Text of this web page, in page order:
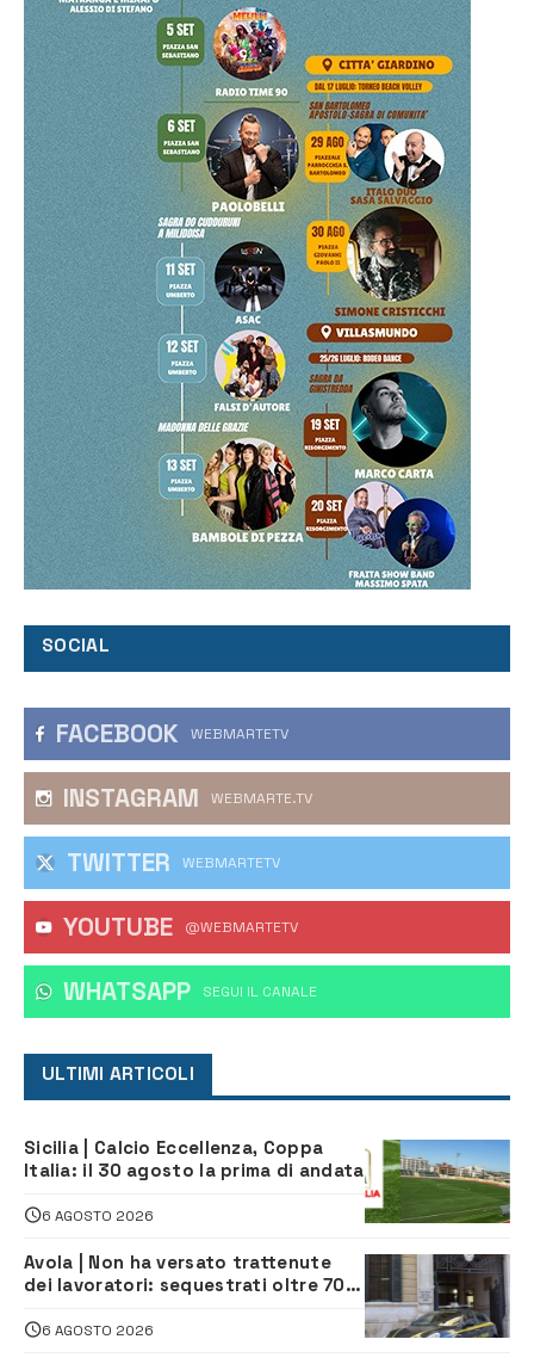
SOCIAL
FACEBOOK WEBMARTETV
INSTAGRAM WEBMARTE.TV
TWITTER WEBMARTETV
YOUTUBE @WEBMARTETV
WHATSAPP ‎SEGUI IL CANALE
ULTIMI ARTICOLI
Sicilia | Calcio Eccellenza, Coppa
Italia: il 30 agosto la prima di andata
6 AGOSTO 2026
Avola | Non ha versato trattenute
dei lavoratori: sequestrati oltre 700
climatizzazione
6 AGOSTO 2026